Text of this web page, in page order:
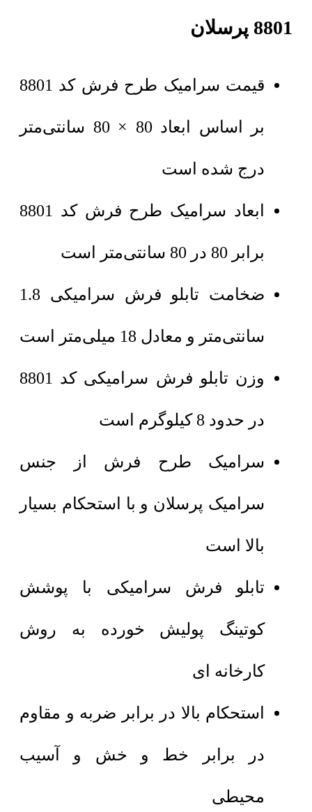
8801 پرسلان
قیمت سرامیک طرح فرش کد 8801
بر اساس ابعاد 80 × 80 سانتی‌متر
درج شده است
ابعاد سرامیک طرح فرش کد 8801
برابر 80 در 80 سانتی‌متر است
ضخامت تابلو فرش سرامیکی 1.8
سانتی‌متر و معادل 18 میلی‌متر است
وزن تابلو فرش سرامیکی کد 8801
در حدود 8 کیلوگرم است
سرامیک طرح فرش از جنس
سرامیک پرسلان و با استحکام بسیار
بالا است
تابلو فرش سرامیکی با پوشش
کوتینگ پولیش خورده به روش
کارخانه ای
استحکام بالا در برابر ضربه و مقاوم
در برابر خط و خش و آسیب
محیطی